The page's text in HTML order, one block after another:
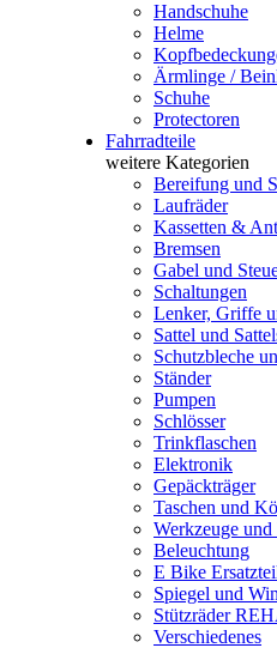
Handschuhe
Helme
Ärmlinge /
Schuhe
Protectoren
Fahrradteile
weitere Kategorien
Bereifung und
Laufräder
Kassetten &
Bremsen
Gabel und
Schaltungen
Lenker, Griffe
Sattel und
Schutzbleche
Ständer
Pumpen
Schlösser
Trinkflaschen
Elektronik
Gepäckträger
Taschen und
Werkzeuge
Beleuchtung
E Bike
Spiegel und
Stützräder
Verschiedenes